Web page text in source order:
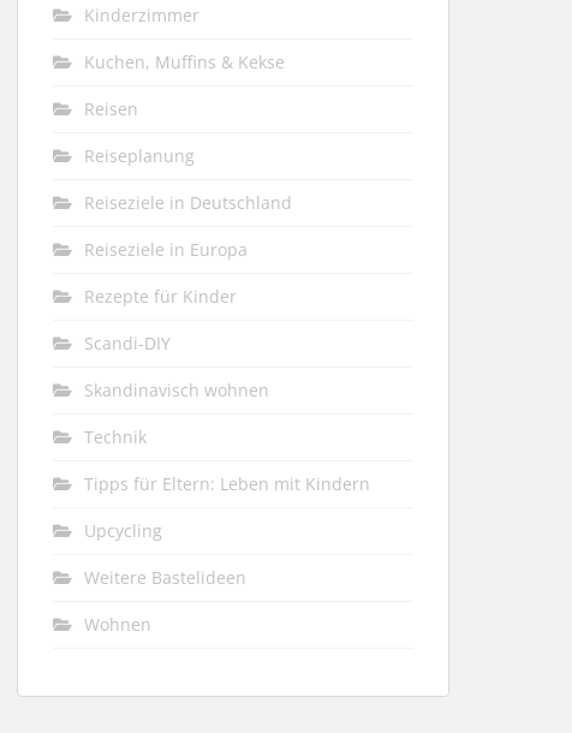
Kinderzimmer
Kuchen, Muffins & Kekse
Reisen
Reiseplanung
Reiseziele in Deutschland
Reiseziele in Europa
Rezepte für Kinder
Scandi-DIY
Skandinavisch wohnen
Technik
Tipps für Eltern: Leben mit Kindern
Upcycling
Weitere Bastelideen
Wohnen